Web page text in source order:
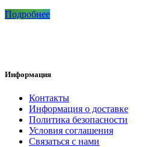
Подробнее
Информация
Контакты
Информация о доставке
Политика безопасности
Условия соглашения
Связаться с нами